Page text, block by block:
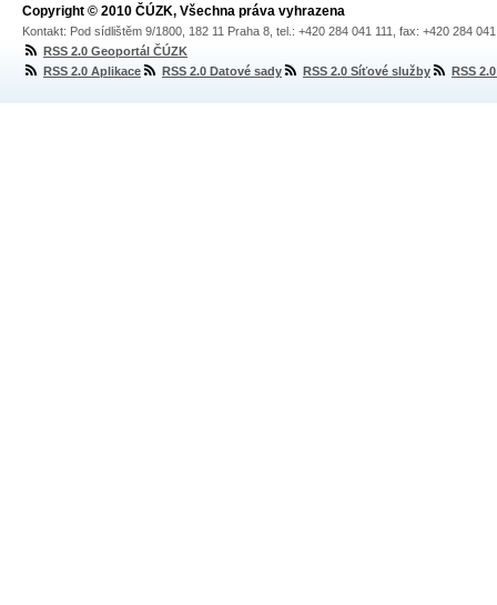
Copyright © 2010 ČÚZK, Všechna práva vyhrazena
Kontakt: Pod sídlištěm 9/1800, 182 11 Praha 8, tel.: +420 284 041 111, fax: +420 284
RSS 2.0 Geoportál ČÚZK
RSS 2.0 Aplikace
RSS 2.0 Datové sady RSS 2.0 Síťové služby RSS